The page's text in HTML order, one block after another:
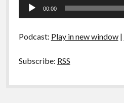
–
VII:
Tocador
00:00
Podcast: Play in new window|
Subscribe: RSS